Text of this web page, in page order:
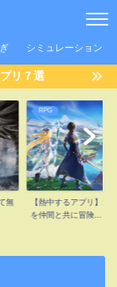
シミュレーション
リ７選
無
RPG
【熱中するアプリ】
を仲間と共に冒険...